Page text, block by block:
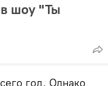
шоу "Ты
год. Однако